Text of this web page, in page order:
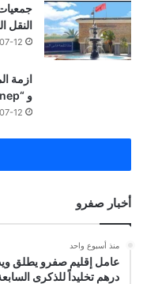
النقل
12
ازمة
و “onep” يوضح
12
أخبار صفرو
منذ أسبوع واحد
درهم تخليداً للذكرى